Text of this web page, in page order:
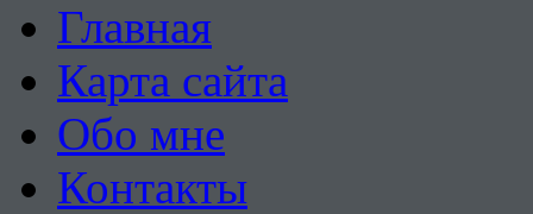
Главная
Карта сайта
Обо мне
Контакты